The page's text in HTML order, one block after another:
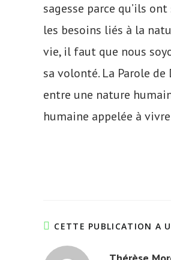
sagesse parce qu’ils
les besoins liés à la
vie, il faut que nous
sa volonté. La Parole
entre une nature
humaine appelée à
CETTE PUBLICATION A